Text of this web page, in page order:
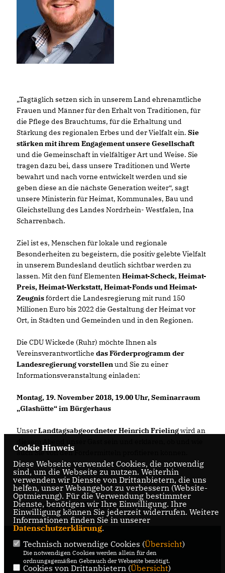
Tagtäglich setzen sich in unserem Land ehrenamtliche
Frauen und Männer für den Erhalt von Traditionen, für
die Pflege des Brauchtums, für die Erhaltung und
Stärkung des regionalen Erbes und der Vielfalt ein. Sie
stärken mit ihrem Engagement unsere Gesellschaft
und die Gemeinschaft in vielfältiger Art und Weise. Sie
tragen dazu bei, dass unsere Traditionen und Werte
bewahrt und nach vorne entwickelt werden und sie
geben diese an die nächste Generation weiter“, sagt
unsere Ministerin für Heimat, Kommunales, Bau und
Gleichstellung des Landes Nordrhein- Westfalen, Ina
Scharrenbach.
Ziel ist es, Menschen für lokale und regionale
Besonderheiten zu begeistern, die positiv gelebte Vielfalt
in unserem Bundesland deutlich sichtbar werden zu
lassen. Mit den fünf ElementenHeimat-Scheck, Heimat-
Preis, Heimat-Werkstatt, Heimat-Fonds und Heimat-
Zeugnisfördert die Landesregierung mit rund 150
Millionen Euro bis 2022 die Gestaltung der Heimat vor
Ort, in Städten und Gemeinden und in den Regionen.
Die CDU Wickede (Ruhr) möchte Ihnen als
Vereinsverantwortliche das Förderprogramm der
Landesregierung vorstellenund Sie zu einer
Informationsveranstaltung einladen:
Montag, 19. November 2018, 19.00 Uhr, Seminarraum
Glashütte“ im Bürgerhaus
UnserLandtagsabgeordneter Heinrich Frielingwird an
auch Sie von den Fördermitteln profitieren können.
04.11.2018, 15:34 Uhr
Wickede
Cookie Hinweis
Diese Webseite verwendet Cookies, die notwendig
sind, um die Webseite zu nutzen. Weiterhin
verwenden wir Dienste von Drittanbietern, die uns
helfen, unser Webangebot zu verbessern (Website-
Optmierung). Für die Verwendung bestimmter
Dienste, benötigen wir Ihre Einwilligung. Ihre
Einwilligung können Sie jederzeit widerrufen. Weitere
Informationen finden Sie in unserer
Datenschutzerklärung.
Technisch notwendige Cookies (Übersicht)
Die notwendigen Cookies werden allein für den
ordnungsgemäßen Gebrauch der Webseite benötigt.
Cookies von Drittanbietern (Übersicht)